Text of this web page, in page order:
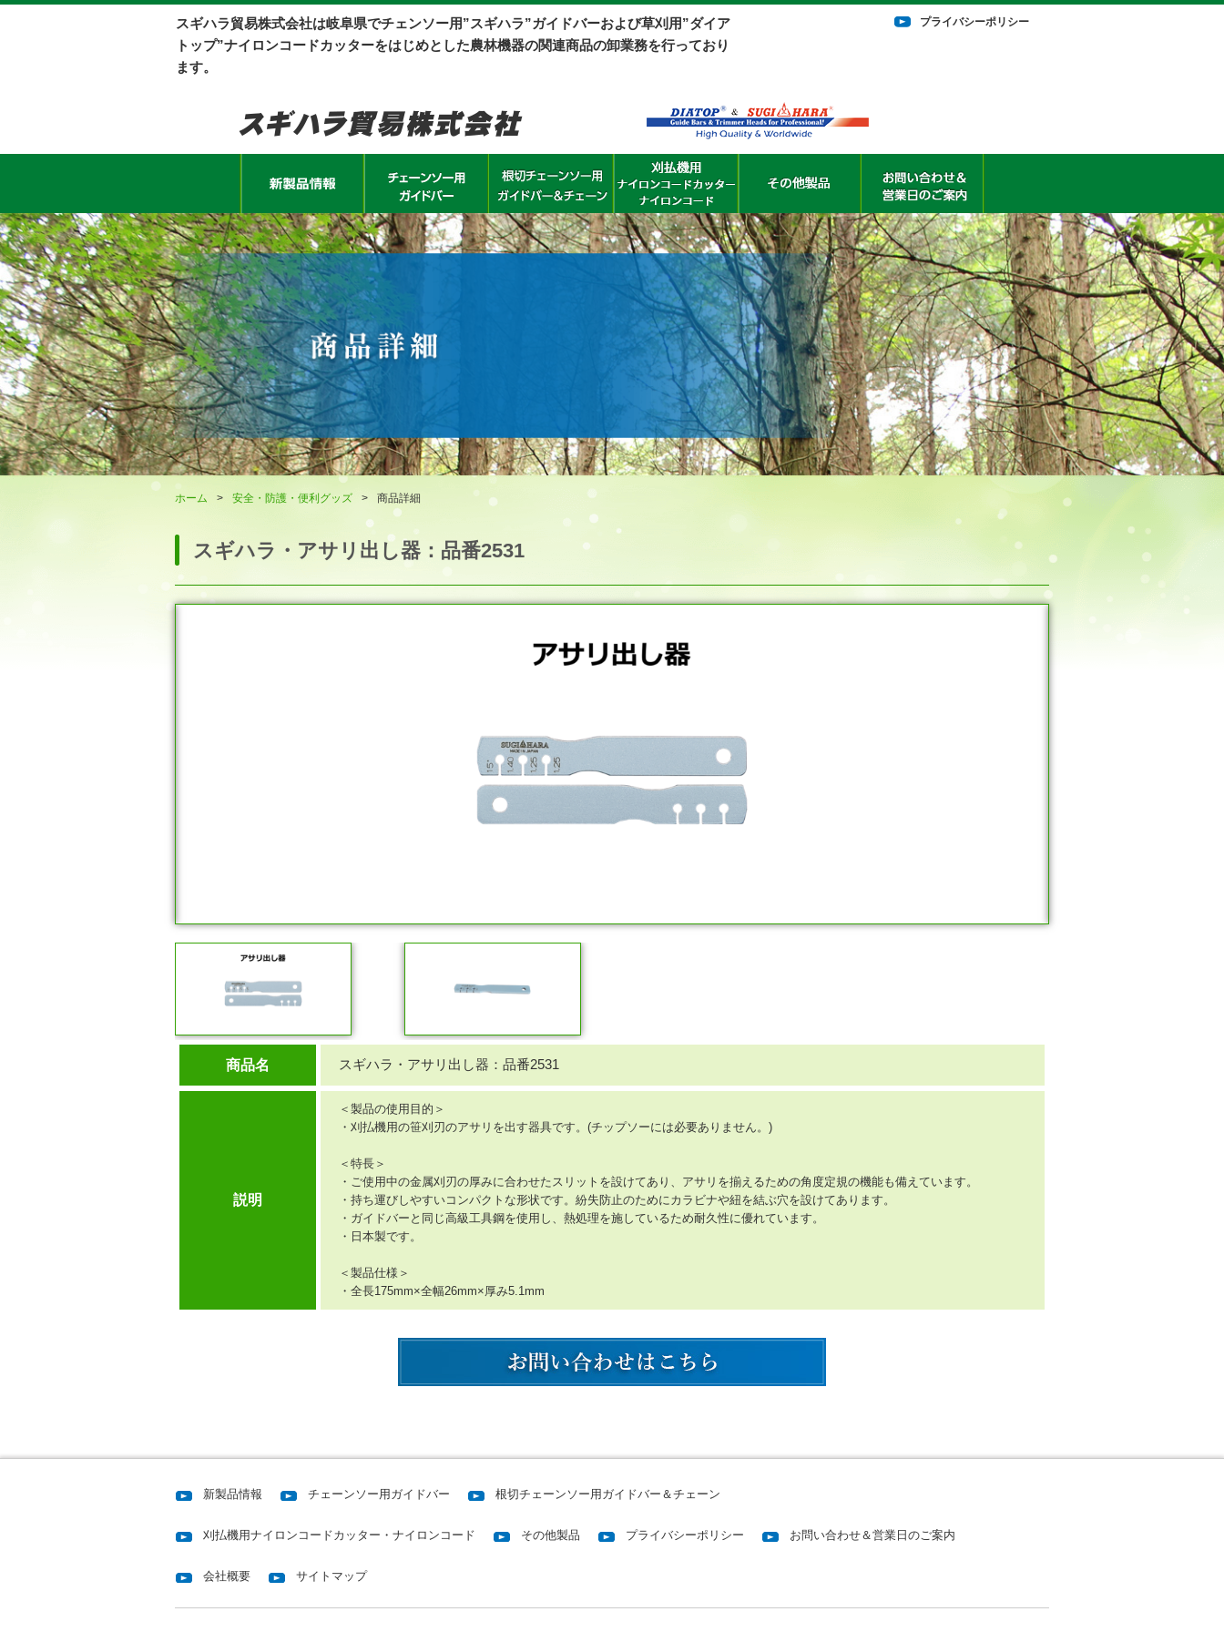
スギハラ貿易株式会社は岐阜県でチェンソー用”スギハラ”ガイドバーおよび草刈用”ダイア
トップ”ナイロンコードカッターをはじめとした農林機器の関連商品の卸業務を行っており
ます。
プライバシーポリシー
ホーム > 安全・防護・便利グッズ > 商品詳細
スギハラ・アサリ出し器：品番2531
商品名 スギハラ・アサリ出し器：品番2531
説明
＜製品の使用目的＞
・刈払機用の笹刈刃のアサリを出す器具です。(チップソーには必要ありません。)
＜特長＞
・ご使用中の金属刈刃の厚みに合わせたスリットを設けてあり、アサリを揃えるための角度定規の機能も備えています。
・持ち運びしやすいコンパクトな形状です。紛失防止のためにカラビナや紐を結ぶ穴を設けてあります。
・ガイドバーと同じ高級工具鋼を使用し、熱処理を施しているため耐久性に優れています。
・日本製です。
＜製品仕様＞
・全長175mm×全幅26mm×厚み5.1mm
新製品情報 チェーンソー用ガイドバー 根切チェーンソー用ガイドバー＆チェーン
刈払機用ナイロンコードカッター・ナイロンコード その他製品 プライバシーポリシー お問い合わせ＆営業日のご案内
会社概要 サイトマップ